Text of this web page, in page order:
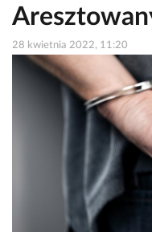
28 kwietnia 2022, 11:20